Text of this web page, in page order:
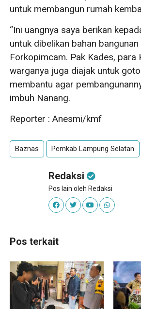
untuk membangun rumah
“Ini uangnya saya berikan
untuk dibelikan bahan
Forkopimcam. Pak Kades, para
warganya juga diajak untuk
membantu agar
imbuh Nanang.
Reporter : Anesmi/kmf
Baznas Pemkab Lampung Selatan
Redaksi
Pos lain oleh Redaksi
Pos terkait